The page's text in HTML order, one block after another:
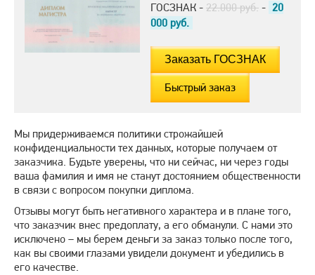
ГОСЗНАК - 22.000 руб. - 20
000 руб.
Быстрый заказ
Мы придерживаемся политики строжайшей
конфиденциальности тех данных, которые получаем от
заказчика. Будьте уверены, что ни сейчас, ни через годы
ваша фамилия и имя не станут достоянием общественности
в связи с вопросом покупки диплома.
Отзывы могут быть негативного характера и в плане того,
что заказчик внес предоплату, а его обманули. С нами это
исключено – мы берем деньги за заказ только после того,
как вы своими глазами увидели документ и убедились в
его качестве.